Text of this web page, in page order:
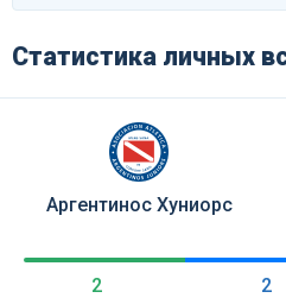
Статистика личных
Аргентинос Хуниорс
2 2